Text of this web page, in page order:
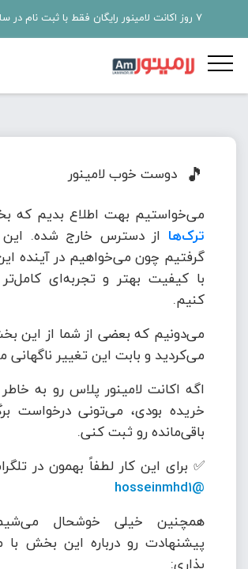
7 روز اکانت لامینور رایگان فقط با ثبت نام در سایت
🎵 دوست خوب لامینور
می‌خواستیم بهت اطلاع بدیم که
ترک‌ها از دسترس خارج شده.
گرفتیم چون می‌خواهیم در آینده
با کیفیت بهتر و تجربه‌ای
کنیم.
می‌دونیم که بعضی از شما از این
می‌کردید و بابت این تغییر
اگه اکانت لامینور پلاس رو به
خریده بودی، می‌تونی درخواست
باقی‌مانده رو ثبت کنی.
✅ برای این کار لطفاً بهمون در
@hosseinmhd1
همچنین خیلی خوشحال
پیشنهادت رو درباره این بخش با
بذاری: